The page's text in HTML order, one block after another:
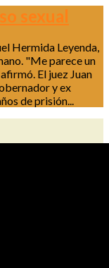
sexual
Hermida Leyenda,
"Me parece un
El juez Juan
y ex
de prisión...